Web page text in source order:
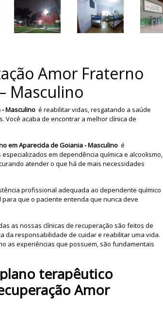
Amor Fraterno
Masculino
Masculino é reabilitar vidas, resgatando a saúde
Você acaba de encontrar a melhor clínica de
em Aparecida de Goiania - Masculino é
em dependência química e alcoolismo,
atender o que há de mais necessidades
profissional adequada ao dependente químico
que o paciente entenda que nunca deve
as nossas clínicas de recuperação são feitos de
da responsabilidade de cuidar e reabilitar uma vida.
as experiências que possuem, são fundamentais
terapêutico
Amor